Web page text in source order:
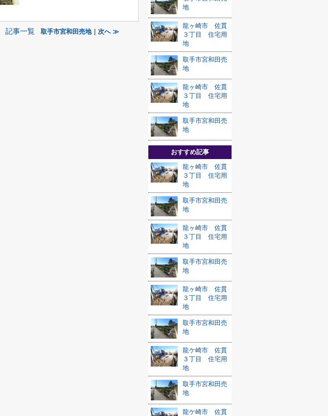
記事一覧 取手市宮和田売地｜次へ ≫
地
龍ヶ崎市 佐貫
３丁目 住宅用
地
取手市宮和田売
地
龍ヶ崎市 佐貫
３丁目 住宅用
地
取手市宮和田売
地
おすすめ記事
龍ヶ崎市 佐貫
３丁目 住宅用
地
取手市宮和田売
地
龍ヶ崎市 佐貫
３丁目 住宅用
地
取手市宮和田売
地
龍ヶ崎市 佐貫
３丁目 住宅用
地
取手市宮和田売
地
龍ケ崎市 佐貫
３丁目 住宅用
地
取手市宮和田売
地
龍ケ崎市 佐貫